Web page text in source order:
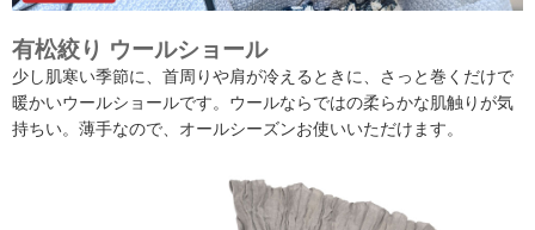
有松絞り ウールショール
少し肌寒い季節に、首周りや肩が冷えるときに、さっと巻くだけで
暖かいウールショールです。ウールならではの柔らかな肌触りが気
持ちい。薄手なので、オールシーズンお使いいただけます。